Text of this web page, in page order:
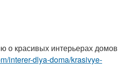
о красивых интерьерах домов
interer-dlya-doma/krasivye-